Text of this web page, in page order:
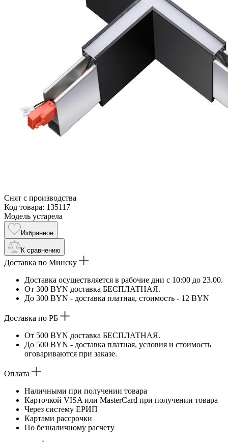
Снят с производства
Код товара: 135117
Модель устарела
Избранное
К сравнению
Доставка по Минску
Доставка осуществляется в рабочие дни с 10:00 до 23.00.
От 300 BYN доставка БЕСПЛАТНАЯ.
До 300 BYN - доставка платная, стоимость - 12 BYN
Доставка по РБ
От 500 BYN доставка БЕСПЛАТНАЯ.
До 500 BYN - доставка платная, условия и стоимость
оговариваются при заказе.
Оплата
Наличными при получении товара
Карточкой VISA или MasterCard при получении товара
Через систему ЕРИП
Картами рассрочки
По безналичному расчету